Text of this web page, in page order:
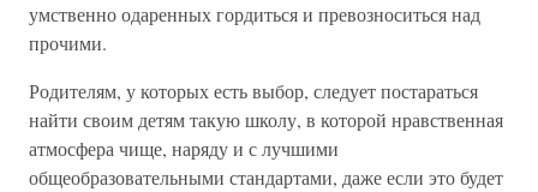
умственно одаренных гордиться и превозноситься над
прочими.
Родителям, у которых есть выбор, следует постараться
найти своим детям такую школу, в которой нравственная
атмосфера чище, наряду и с лучшими
общеобразовательными стандартами, даже если это будет